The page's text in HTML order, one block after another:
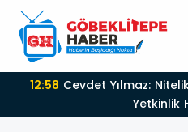
12:58
Yetkinlik